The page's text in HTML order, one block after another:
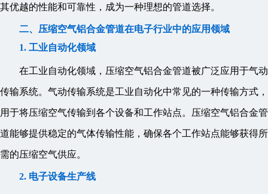
其优越的性能和可靠性，成为一种理想的管道选择。
二、压缩空气铝合金管道在电子行业中的应用领域
1. 工业自动化领域
在工业自动化领域，压缩空气铝合金管道被广泛应用于气动
传输系统。气动传输系统是工业自动化中常见的一种传输方式，
用于将压缩空气传输到各个设备和工作站点。压缩空气铝合金管
道能够提供稳定的气体传输性能，确保各个工作站点能够获得所
需的压缩空气供应。
2. 电子设备生产线